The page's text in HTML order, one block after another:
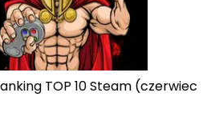
TOP 10 Steam (czerwiec